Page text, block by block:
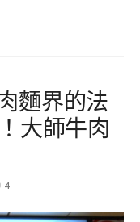
麵界的法
大師牛肉
4